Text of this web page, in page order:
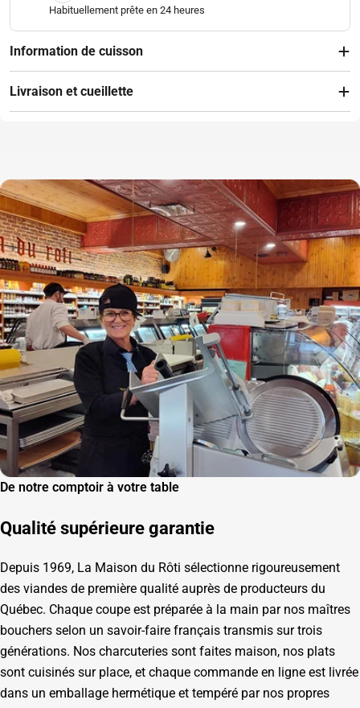
Habituellement prête en 24 heures
Information de cuisson
Livraison et cueillette
De notre comptoir à votre table
Qualité supérieure garantie
Depuis 1969, La Maison du Rôti sélectionne rigoureusement
des viandes de première qualité auprès de producteurs du
Québec. Chaque coupe est préparée à la main par nos maîtres
bouchers selon un savoir-faire français transmis sur trois
générations. Nos charcuteries sont faites maison, nos plats
sont cuisinés sur place, et chaque commande en ligne est livrée
dans un emballage hermétique et tempéré par nos propres